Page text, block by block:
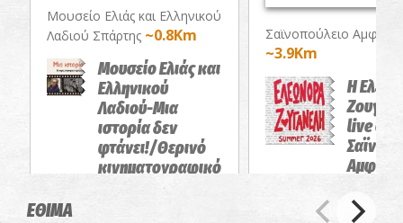
Μουσείο Ελιάς και Ελληνικού
Λαδιού Σπάρτης ~0.8Km
Μουσείο Ελιάς και
Ελληνικού
Λαδιού-Μια
ιστορία δεν
φτάνει!/Θερινό
κινηματογραφικό
αφιέρωμα
Σαϊνοπούλειο
~3.9Km
Η
live στο
ΕΘΙΜΑ